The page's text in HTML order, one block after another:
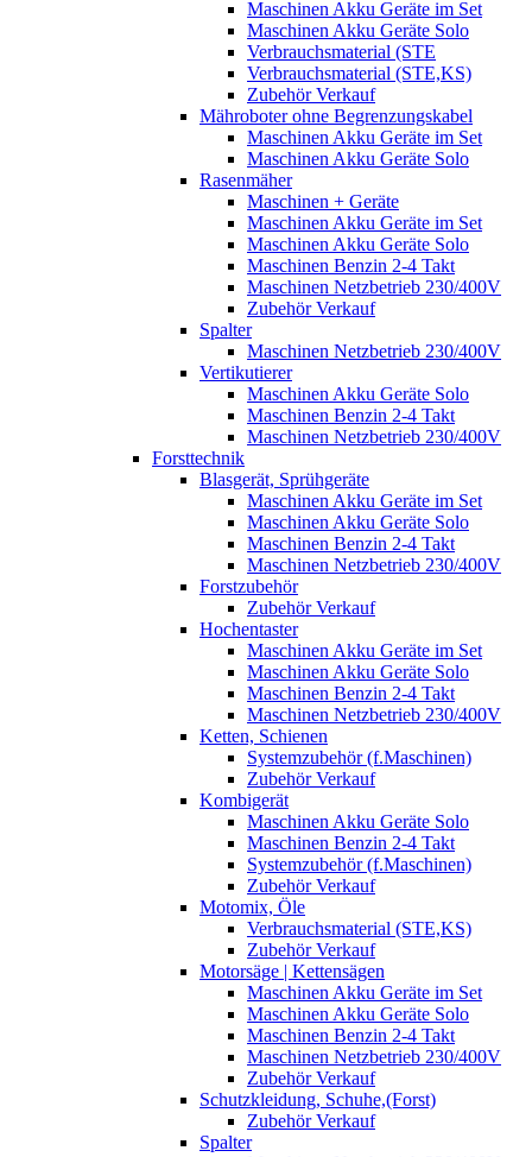
Maschinen Akku Geräte im Set
Maschinen Akku Geräte Solo
Verbrauchsmaterial (STE
Verbrauchsmaterial (STE,KS)
Zubehör Verkauf
Mähroboter ohne Begrenzungskabel
Maschinen Akku Geräte im Set
Maschinen Akku Geräte Solo
Rasenmäher
Maschinen + Geräte
Maschinen Akku Geräte im Set
Maschinen Akku Geräte Solo
Maschinen Benzin 2-4 Takt
Maschinen Netzbetrieb 230/400V
Zubehör Verkauf
Spalter
Maschinen Netzbetrieb 230/400V
Vertikutierer
Maschinen Akku Geräte Solo
Maschinen Benzin 2-4 Takt
Maschinen Netzbetrieb 230/400V
Forsttechnik
Blasgerät, Sprühgeräte
Maschinen Akku Geräte im Set
Maschinen Akku Geräte Solo
Maschinen Benzin 2-4 Takt
Maschinen Netzbetrieb 230/400V
Forstzubehör
Zubehör Verkauf
Hochentaster
Maschinen Akku Geräte im Set
Maschinen Akku Geräte Solo
Maschinen Benzin 2-4 Takt
Maschinen Netzbetrieb 230/400V
Ketten, Schienen
Systemzubehör (f.Maschinen)
Zubehör Verkauf
Kombigerät
Maschinen Akku Geräte Solo
Maschinen Benzin 2-4 Takt
Systemzubehör (f.Maschinen)
Zubehör Verkauf
Motomix, Öle
Verbrauchsmaterial (STE,KS)
Zubehör Verkauf
Motorsäge | Kettensägen
Maschinen Akku Geräte im Set
Maschinen Akku Geräte Solo
Maschinen Benzin 2-4 Takt
Maschinen Netzbetrieb 230/400V
Zubehör Verkauf
Schutzkleidung, Schuhe,(Forst)
Zubehör Verkauf
Spalter